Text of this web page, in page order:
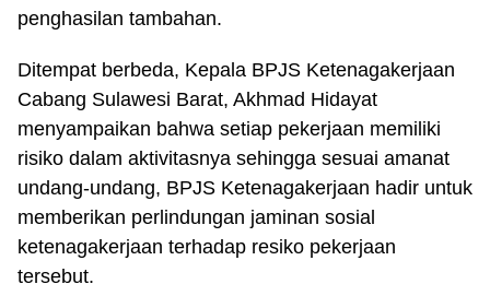
penghasilan tambahan.
Ditempat berbeda, Kepala BPJS Ketenagakerjaan
Cabang Sulawesi Barat, Akhmad Hidayat
menyampaikan bahwa setiap pekerjaan memiliki
risiko dalam aktivitasnya sehingga sesuai amanat
undang-undang, BPJS Ketenagakerjaan hadir untuk
memberikan perlindungan jaminan sosial
ketenagakerjaan terhadap resiko pekerjaan
tersebut.